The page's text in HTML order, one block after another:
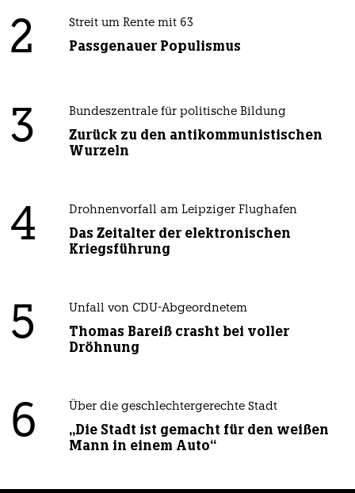
2 Streit um Rente mit 63
Passgenauer Populismus
3 Bundeszentrale für politische Bildung
Zurück zu den antikommunistischen
Wurzeln
4 Drohnenvorfall am Leipziger Flughafen
Das Zeitalter der elektronischen
Kriegsführung
5 Unfall von CDU-Abgeordnetem
Thomas Bareiß crasht bei voller
Dröhnung
6 Über die geschlechtergerechte Stadt
„Die Stadt ist gemacht für den weißen
Mann in einem Auto“